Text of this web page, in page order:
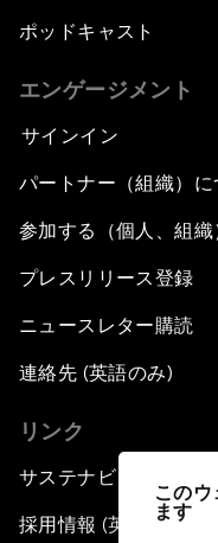
この
ます
ポッドキャスト
エンゲージメント
サインイン
パートナー（組織）に
参加する（個人、組織
プレスリリース登録
ニュースレター購読
連絡先 (英語のみ)
リンク
サステナビリティへの
採用情報 (英語のみ)